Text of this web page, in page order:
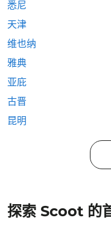
悉尼
天津
维也纳
雅典
亚庇
古晋
昆明
探索 Scoot 的